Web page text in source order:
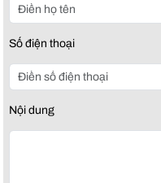
Số điện thoại
Nội dung